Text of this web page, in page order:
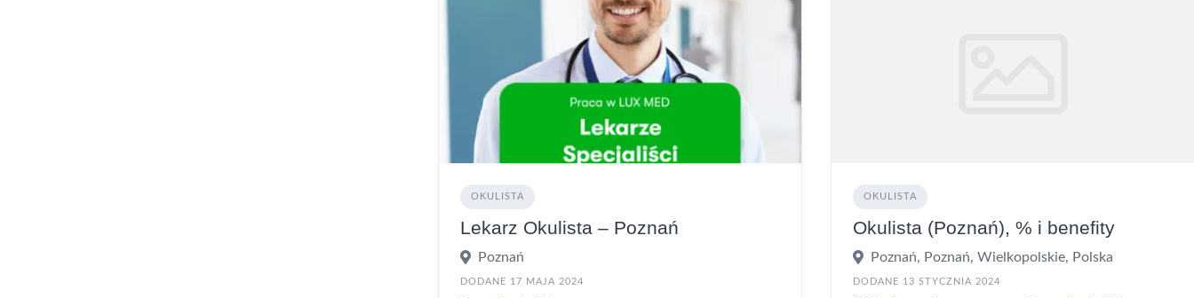
OKULISTA
Lekarz Okulista – Poznań
Poznań
DODANE 17 MAJA 2024
OKULISTA
Okulista (Poznań), % i benefity
Poznań, Poznań, Wielkopolskie, Polska
DODANE 13 STYCZNIA 2024